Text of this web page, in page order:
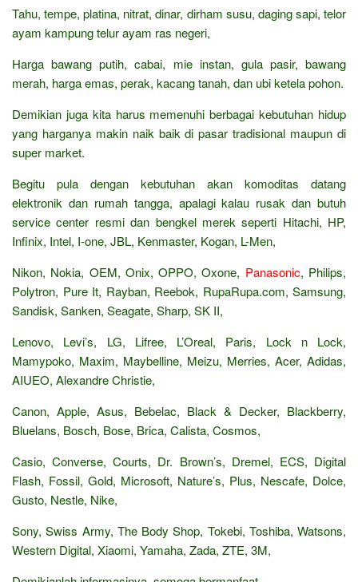
Tahu, tempe, platina, nitrat, dinar, dirham susu, daging sapi, telor
ayam kampung telur ayam ras negeri,
Harga bawang putih, cabai, mie instan, gula pasir, bawang
merah, harga emas, perak, kacang tanah, dan ubi ketela pohon.
Demikian juga kita harus memenuhi berbagai kebutuhan hidup
yang harganya makin naik baik di pasar tradisional maupun di
super market.
Begitu pula dengan kebutuhan akan komoditas datang
elektronik dan rumah tangga, apalagi kalau rusak dan butuh
service center resmi dan bengkel merek seperti Hitachi, HP,
Infinix, Intel, I-one, JBL, Kenmaster, Kogan, L-Men,
Nikon, Nokia, OEM, Onix, OPPO, Oxone, Panasonic, Philips,
Polytron, Pure It, Rayban, Reebok, RupaRupa.com, Samsung,
Sandisk, Sanken, Seagate, Sharp, SK II,
Lenovo, Levi’s, LG, Lifree, L’Oreal, Paris, Lock n Lock,
Mamypoko, Maxim, Maybelline, Meizu, Merries, Acer, Adidas,
AIUEO, Alexandre Christie,
Canon, Apple, Asus, Bebelac, Black & Decker, Blackberry,
Bluelans, Bosch, Bose, Brica, Calista, Cosmos,
Casio, Converse, Courts, Dr. Brown’s, Dremel, ECS, Digital
Flash, Fossil, Gold, Microsoft, Nature’s, Plus, Nescafe, Dolce,
Gusto, Nestle, Nike,
Sony, Swiss Army, The Body Shop, Tokebi, Toshiba, Watsons,
Western Digital, Xiaomi, Yamaha, Zada, ZTE, 3M,